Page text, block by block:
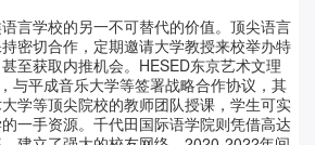
言学校的另一不可替代的价值。顶尖语言
密切合作，定期邀请大学教授来校举办特
至获取内推机会。 HESED东京艺术文理
，与平成音乐大学等签署战略合作协议，其
学等顶尖院校的教师团队授课，学生可实
一手资源。千代田国际语学院则凭借高达